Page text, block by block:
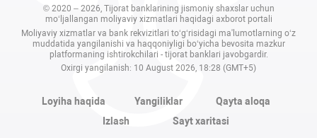
© 2020 – 2026, Tijorat banklarining jismoniy shaxslar uchun
mo‘ljallangan moliyaviy xizmatlari haqidagi axborot portali
Moliyaviy xizmatlar va bank rekvizitlari to‘g‘risidagi ma'lumotlarning o‘z
muddatida yangilanishi va haqqoniyligi bo‘yicha bevosita mazkur
platformaning ishtirokchilari - tijorat banklari javobgardir.
Oxirgi yangilanish: 10 August 2026, 18:28 (GMT+5)
Loyiha haqida Yangiliklar
Qayta aloqa
Izlash
Sayt xaritasi